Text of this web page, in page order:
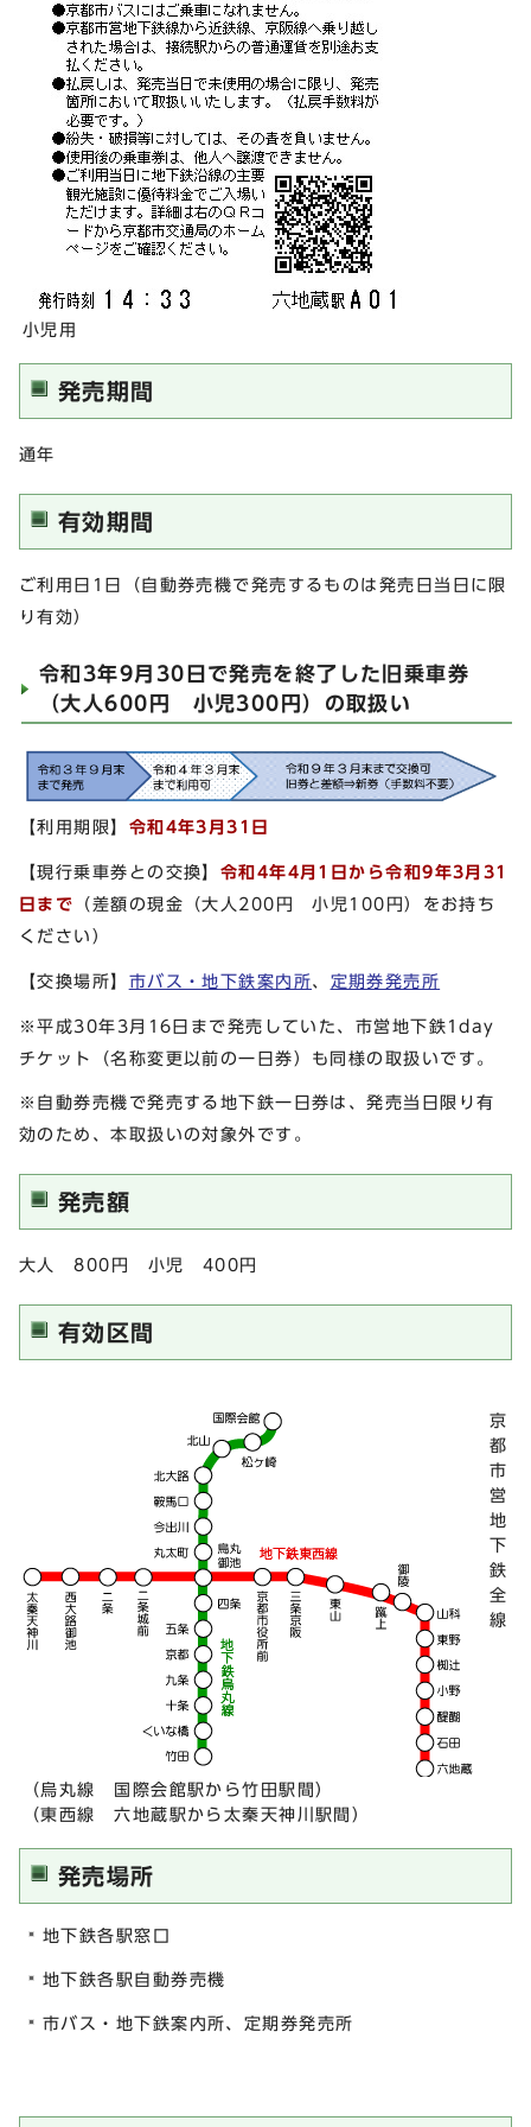
小児用
発売期間
通年
有効期間
ご利用日1日（自動券売機で発売するものは発売日当日に限
り有効）
令和3年9月30日で発売を終了した旧乗車券
（大人600円 小児300円）の取扱い
【利用期限】 令和4年3月31日
【現行乗車券との交換】 令和4年4月1日から令和9年3月31
日まで （差額の現金（大人200円 小児100円）をお持ち
ください）
【交換場所】 市バス・地下鉄案内所、 定期券発売所
※平成30年3月16日まで発売していた、市営地下鉄1day
チケット（名称変更以前の一日券）も同様の取扱いです。
※自動券売機で発売する地下鉄一日券は、発売当日限り有
効のため、本取扱いの対象外です。
発売額
大人 800円 小児 400円
有効区間
京
都
市
営
地
下
鉄
全
線
（烏丸線 国際会館駅から竹田駅間）
（東西線 六地蔵駅から太秦天神川駅間）
発売場所
地下鉄各駅窓口
地下鉄各駅自動券売機
市バス・地下鉄案内所、定期券発売所